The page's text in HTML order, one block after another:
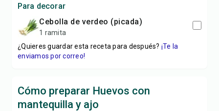
Para decorar
Cebolla de verdeo (picada)
1 ramita
¿Quieres guardar esta receta para después? ¡Te la
enviamos por correo!
Cómo preparar Huevos con
mantequilla y ajo